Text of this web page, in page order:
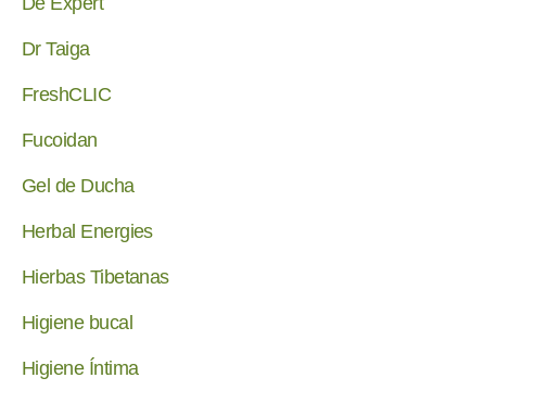
Dr Taiga
FreshCLIC
Fucoidan
Gel de Ducha
Herbal Energies
Hierbas Tibetanas
Higiene bucal
Higiene Íntima